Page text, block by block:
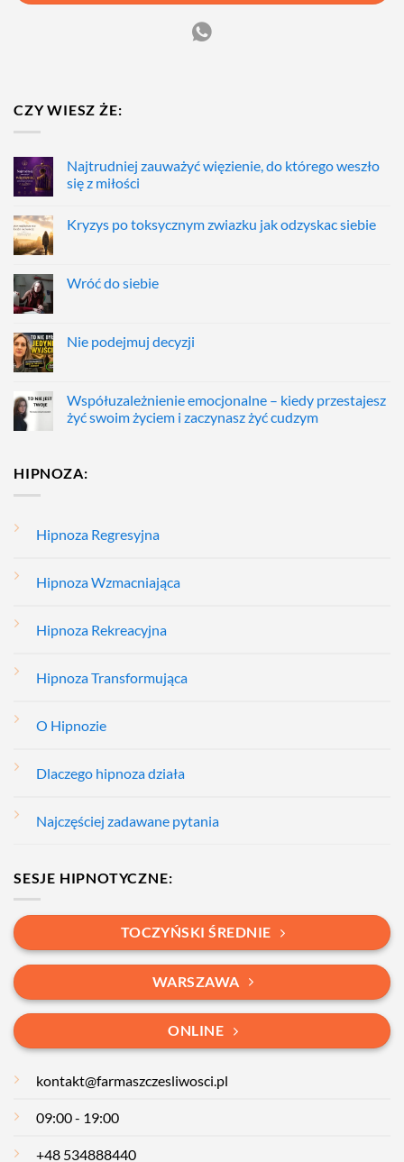
CZY WIESZ ŻE:
Najtrudniej zauważyć więzienie, do którego weszło
się z miłości
Kryzys po toksycznym zwiazku jak odzyskac siebie
Wróć do siebie
Nie podejmuj decyzji
Współuzależnienie emocjonalne – kiedy przestajesz
żyć swoim życiem i zaczynasz żyć cudzym
HIPNOZA:
Hipnoza Regresyjna
Hipnoza Wzmacniająca
Hipnoza Rekreacyjna
Hipnoza Transformująca
O Hipnozie
Dlaczego hipnoza działa
Najczęściej zadawane pytania
SESJE HIPNOTYCZNE:
TOCZYŃSKI ŚREDNIE
WARSZAWA
ONLINE
kontakt@farmaszczesliwosci.pl
09:00 - 19:00
+48 534888440